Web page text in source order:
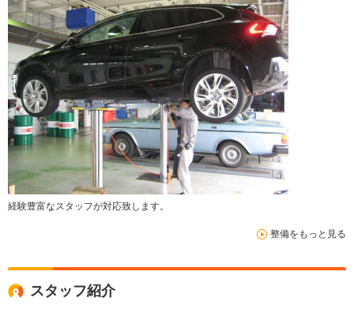
経験豊富なスタッフが対応致します。
整備をもっと見る
スタッフ紹介